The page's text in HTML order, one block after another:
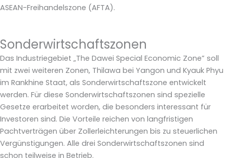
ASEAN-Freihandelszone (AFTA).
Sonderwirtschaftszonen
Das Industriegebiet „The Dawei Special Economic Zone” soll
mit zwei weiteren Zonen, Thilawa bei Yangon und Kyauk Phyu
im Rankhine Staat, als Sonderwirtschaftszone entwickelt
werden. Für diese Sonderwirtschaftszonen sind spezielle
Gesetze erarbeitet worden, die besonders interessant für
Investoren sind. Die Vorteile reichen von langfristigen
Pachtverträgen über Zollerleichterungen bis zu steuerlichen
Vergünstigungen. Alle drei Sonderwirtschaftszonen sind
schon teilweise in Betrieb.